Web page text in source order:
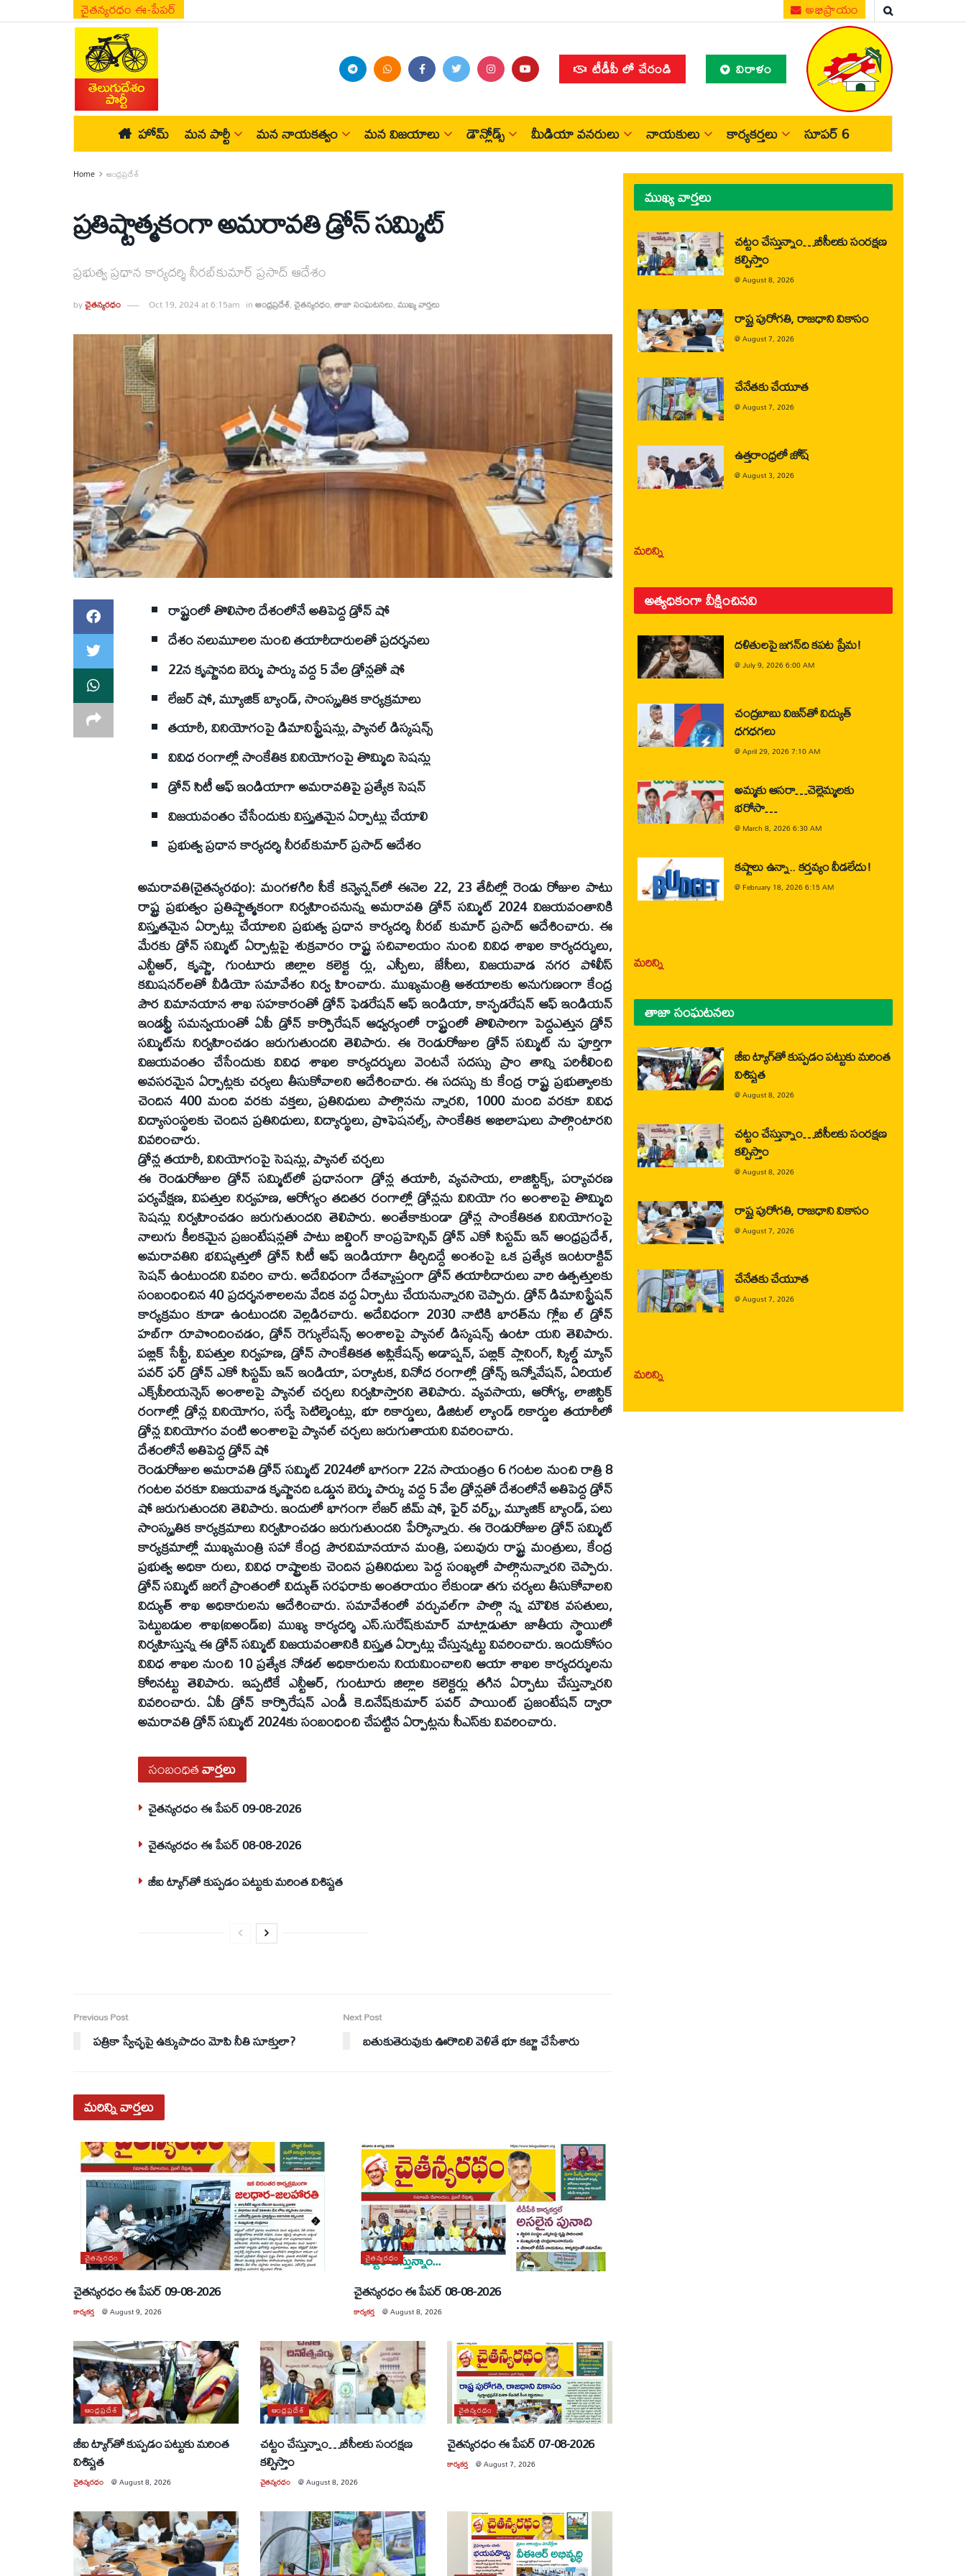
చైతన్యరధం ఈ-పేపర్ అభిప్రాయం
టీడీపీ లో చేరండి విరాళం
హోమ్ మన పార్టీ మన నాయకత్వం మన విజయాలు డౌన్లోడ్స్ మీడియా వనరులు నాయకులు కార్యకర్తలు సూపర్ 6
Home ఆంధ్రప్రదేశ్
ప్రతిష్టాత్మకంగా అమరావతి డ్రోన్‌ సమ్మిట్‌
ప్రభుత్వ ప్రధాన కార్యదర్శి నీరబ్‌కుమార్‌ ప్రసాద్‌ ఆదేశం
byచైతన్యరధం Oct 19, 2024 at 6:15am inఆంధ్రప్రదేశ్,చైతన్యరధం,తాజా సంఘటనలు,ముఖ్య వార్తలు
రాష్ట్రంలో తొలిసారి దేశంలోనే అతిపెద్ద డ్రోన్‌ షో
దేశం నలుమూలల నుంచి తయారీదారులతో ప్రదర్శనలు
22న కృష్ణానది బెర్ము పార్కు వద్ద 5 వేల డ్రోన్లతో షో
లేజర్‌ షో, మ్యూజిక్‌ బ్యాండ్‌, సాంస్కృతిక కార్యక్రమాలు
తయారీ, వినియోగంపై డిమానిస్ట్రేషన్లు, ప్యానల్‌ డిస్కషన్స్‌
వివిధ రంగాల్లో సాంకేతిక వినియోగంపై తొమ్మిది సెషన్లు
డ్రోన్‌ సిటీ ఆఫ్‌ ఇండియాగా అమరావతిపై ప్రత్యేక సెషన్‌
విజయవంతం చేసేందుకు విస్తృతమైన ఏర్పాట్లు చేయాలి
ప్రభుత్వ ప్రధాన కార్యదర్శి నీరబ్‌కుమార్‌ ప్రసాద్‌ ఆదేశం
అమరావతి(చైతన్యరథం): మంగళగిరి సీకే కన్వెన్షన్‌లో ఈనెల 22, 23 తేదీల్లో రెండు రోజుల పాటు
రాష్ట్ర ప్రభుత్వం ప్రతిష్టాత్మకంగా నిర్వహించనున్న అమరావతి డ్రోన్‌ సమ్మిట్‌ 2024 విజయవంతానికి
విస్తృతమైన ఏర్పాట్లు చేయాలని ప్రభుత్వ ప్రధాన కార్యదర్శి నీరబ్‌ కుమార్‌ ప్రసాద్‌ ఆదేశించారు. ఈ
మేరకు డ్రోన్‌ సమ్మిట్‌ ఏర్పాట్లపై శుక్రవారం రాష్ట్ర సచివాలయం నుంచి వివిధ శాఖల కార్యదర్శులు,
ఎన్టీఆర్‌, కృష్ణా, గుంటూరు జిల్లాల కలెక్ట ర్లు, ఎస్పీలు, జేసీలు, విజయవాడ నగర పోలీస్‌
కమిషనర్‌లతో వీడియో సమావేశం నిర్వ హించారు. ముఖ్యమంత్రి ఆశయాలకు అనుగుణంగా కేంద్ర
పౌర విమానయాన శాఖ సహకారంతో డ్రోన్‌ ఫెడరేషన్‌ ఆఫ్‌ ఇండియా, కాన్ఫడరేషన్‌ ఆఫ్‌ ఇండియన్‌
ఇండస్ట్రీ సమన్వయంతో ఏపీ డ్రోన్‌ కార్పొరేషన్‌ ఆధ్వర్యంలో రాష్ట్రంలో తొలిసారిగా పెద్దఎత్తున డ్రోన్‌
సమ్మిట్‌ను నిర్వహించడం జరుగుతుందని తెలిపారు. ఈ రెండురోజుల డ్రోన్‌ సమ్మిట్‌ ను పూర్తిగా
విజయవంతం చేసేందుకు వివిధ శాఖల కార్యదర్శులు వెంటనే సదస్సు ప్రాం తాన్ని పరిశీలించి
అవసరమైన ఏర్పాట్లకు చర్యలు తీసుకోవాలని ఆదేశించారు. ఈ సదస్సు కు కేంద్ర రాష్ట్ర ప్రభుత్వాలకు
చెందిన 400 మంది వరకు వక్తలు, ప్రతినిధులు పాల్గొనను న్నారని, 1000 మంది వరకూ వివిధ
విద్యాసంస్థలకు చెందిన ప్రతినిధులు, విద్యార్థులు, ప్రొఫెషనల్స్‌, సాంకేతిక అభిలాషులు పాల్గొంటారని
వివరించారు.
డ్రోన్ల తయారీ, వినియోగంపై సెషన్లు, ప్యానల్‌ చర్చలు
ఈ రెండురోజుల డ్రోన్‌ సమ్మిట్‌లో ప్రధానంగా డ్రోన్ల తయారీ, వ్యవసాయ, లాజిస్టిక్స్‌, పర్యావరణ
పర్యవేక్షణ, విపత్తుల నిర్వహణ, ఆరోగ్యం తదితర రంగాల్లో డ్రోన్లను వినియో గం అంశాలపై తొమ్మిది
సెషన్లు నిర్వహించడం జరుగుతుందని తెలిపారు. అంతేకాకుండా డ్రోన్ల సాంకేతికత వినియోగంపై
నాలుగు కీలకమైన ప్రజంటేషన్లతో పాటు బిల్డింగ్‌ కాంప్రహెన్సివ్‌ డ్రోన్‌ ఎకో సిస్టమ్‌ ఇన్‌ ఆంధ్రప్రదేశ్‌,
అమరావతిని భవిష్యత్తులో డ్రోన్‌ సిటీ ఆఫ్‌ ఇండియాగా తీర్చిదిద్దే అంశంపై ఒక ప్రత్యేక ఇంటరాక్టివ్‌
సెషన్‌ ఉంటుందని వివరిం చారు. అదేవిధంగా దేశవ్యాప్తంగా డ్రోన్‌ తయారీదారులు వారి ఉత్పత్తులకు
సంబంధించిన 40 ప్రదర్శనశాలలను వేదిక వద్ద ఏర్పాటు చేయనున్నారని చెప్పారు. డ్రోన్‌ డిమానిస్ట్రేషన్‌
కార్యక్రమం కూడా ఉంటుందని వెల్లడిరచారు. అదేవిధంగా 2030 నాటికి భారత్‌ను గ్లోబ ల్‌ డ్రోన్‌
హబ్‌గా రూపొందించడం, డ్రోన్‌ రెగ్యులేషన్స్‌ అంశాలపై ప్యానల్‌ డిస్కషన్స్‌ ఉంటా యని తెలిపారు.
పబ్లిక్‌ సేప్టీ, విపత్తుల నిర్వహణ, డ్రోన్‌ సాంకేతికత అప్లికేషన్స్‌ అడాప్షన్‌, పబ్లిక్‌ ప్లానింగ్‌, స్కిల్డ్‌ మ్యాన్‌
పవర్‌ ఫర్‌ డ్రోన్‌ ఎకో సిస్టమ్‌ ఇన్‌ ఇండియా, పర్యాటక, వినోద రంగాల్లో డ్రోన్స్‌ ఇన్నోవేషన్‌, ఏరియల్‌
ఎక్స్‌పీరియన్సెస్‌ అంశాలపై ప్యానల్‌ చర్చలు నిర్వహిస్తారని తెలిపారు. వ్యవసాయ, ఆరోగ్య, లాజిస్టిక్‌
రంగాల్లో డ్రోన్ల వినియోగం, సర్వే సెటిల్మెంట్లు, భూ రికార్డులు, డిజిటల్‌ ల్యాండ్‌ రికార్డుల తయారీలో
డ్రోన్ల వినియోగం వంటి అంశాలపై ప్యానల్‌ చర్చలు జరుగుతాయని వివరించారు.
దేశంలోనే అతిపెద్ద డ్రోన్‌ షో
రెండురోజుల అమరావతి డ్రోన్‌ సమ్మిట్‌ 2024లో భాగంగా 22న సాయంత్రం 6 గంటల నుంచి రాత్రి 8
గంటల వరకూ విజయవాడ కృష్ణానది ఒడ్డున బెర్ము పార్కు వద్ద 5 వేల డ్రోన్లతో దేశంలోనే అతిపెద్ద డ్రోన్‌
షో జరుగుతుందని తెలిపారు. ఇందులో భాగంగా లేజర్‌ బీమ్‌ షో, ఫైర్‌ వర్క్స్‌, మ్యూజిక్‌ బ్యాండ్‌, పలు
సాంస్కృతిక కార్యక్రమాలు నిర్వహించడం జరుగుతుందని పేర్కొన్నారు. ఈ రెండురోజుల డ్రోన్‌ సమ్మిట్‌
కార్యక్రమాల్లో ముఖ్యమంత్రి సహా కేంద్ర పౌరవిమానయాన మంత్రి, పలువురు రాష్ట్ర మంత్రులు, కేంద్ర
ప్రభుత్వ అధికా రులు, వివిధ రాష్ట్రాలకు చెందిన ప్రతినిధులు పెద్ద సంఖ్యలో పాల్గొనున్నారని చెప్పారు.
డ్రోన్‌ సమ్మిట్‌ జరిగే ప్రాంతంలో విద్యుత్‌ సరఫరాకు అంతరాయం లేకుండా తగు చర్యలు తీసుకోవాలని
విద్యుత్‌ శాఖ అధికారులను ఆదేశించారు. సమావేశంలో వర్చువల్‌గా పాల్గొ న్న మౌలిక వసతులు,
పెట్టుబడుల శాఖ(ఐఅండ్‌ఐ) ముఖ్య కార్యదర్శి ఎస్‌.సురేష్‌కుమార్‌ మాట్లాడుతూ జాతీయ స్థాయిలో
నిర్వహిస్తున్న ఈ డ్రోన్‌ సమ్మిట్‌ విజయవంతానికి విస్తృత ఏర్పాట్లు చేస్తున్నట్టు వివరించారు. ఇందుకోసం
వివిధ శాఖల నుంచి 10 ప్రత్యేక నోడల్‌ అధికారులను నియమించాలని ఆయా శాఖల కార్యదర్శులను
కోరినట్టు తెలిపారు. ఇప్పటికే ఎన్టీఆర్‌, గుంటూరు జిల్లాల కలెక్టర్లు తగిన ఏర్పాటు చేస్తున్నారని
వివరించారు. ఏపీ డ్రోన్‌ కార్పొరేషన్‌ ఎండీ కె.దినేష్‌కుమార్‌ పవర్‌ పాయింట్‌ ప్రజంటేషన్‌ ద్వారా
అమరావతి డ్రోన్‌ సమ్మిట్‌ 2024కు సంబంధించి చేపట్టిన ఏర్పాట్లను సీఎస్‌కు వివరించారు.
సంబంధితవార్తలు
చైతన్యరధం ఈ పేపర్ 09-08-2026
చైతన్యరధం ఈ పేపర్ 08-08-2026
జీఐ ట్యాగ్‌తో కుప్పడం పట్టుకు మరింత విశిష్టత
Previous Post
పత్రికా స్వేచ్ఛపై ఉక్కుపాదం మోపి నీతి సూక్తులా?
Next Post
బతుకుతెరువుకు ఊరొదిలి వెళితే భూ కబ్జా చేసేశారు
మరిన్నివార్తలు
చైతన్యరధం
చైతన్యరధం ఈ పేపర్ 09-08-2026
కార్యకర్త @August 9, 2026
చైతన్యరధం
చైతన్యరధం ఈ పేపర్ 08-08-2026
కార్యకర్త @August 8, 2026
ఆంధ్రప్రదేశ్
జీఐ ట్యాగ్‌తో కుప్పడం పట్టుకు మరింత
విశిష్టత
చైతన్యరధం @August 8, 2026
ఆంధ్రప్రదేశ్
చట్టం చేస్తున్నాం…బీసీలకు సంరక్షణ
కల్పిస్తాం
చైతన్యరధం @August 8, 2026
చైతన్యరధం
చైతన్యరధం ఈ పేపర్ 07-08-2026
కార్యకర్త @August 7, 2026
ముఖ్య వార్తలు
చట్టం చేస్తున్నాం…బీసీలకు సంరక్షణ
కల్పిస్తాం
@August 8, 2026
రాష్ట్ర పురోగతి, రాజధాని వికాసం
@August 7, 2026
చేనేతకు చేయూత
@August 7, 2026
ఉత్తరాంధ్రలో జోష్
@August 3, 2026
మరిన్ని
అత్యధికంగా వీక్షించినవి
దళితులపై జగన్‌ది కపట ప్రేమ!
@July 9, 2026 6:00 AM
చంద్రబాబు విజన్‌తో విద్యుత్
ధగధగలు
@April 29, 2026 7:10 AM
అమ్మకు ఆసరా…చెల్లెమ్మలకు
భరోసా…
@ March 8, 2026 6:30 AM
కష్టాలు ఉన్నా.. కర్తవ్యం వీడలేదు!
@February 18, 2026 6:15 AM
మరిన్ని
తాజా సంఘటనలు
జీఐ ట్యాగ్‌తో కుప్పడం పట్టుకు మరింత
విశిష్టత
@August 8, 2026
చట్టం చేస్తున్నాం…బీసీలకు సంరక్షణ
కల్పిస్తాం
@August 8, 2026
రాష్ట్ర పురోగతి, రాజధాని వికాసం
@August 7, 2026
చేనేతకు చేయూత
@August 7, 2026
మరిన్ని